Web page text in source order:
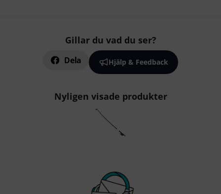
Gillar du vad du ser?
Dela Hjälp & Feedback
Nyligen visade produkter